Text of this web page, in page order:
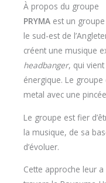
À propos du groupe
PRYMA est un
le sud-est de
créent une musique
headbanger, qui
énergique. Le
metal avec une
Le groupe est fier
la musique, de sa
d’évoluer.
Cette approche leur